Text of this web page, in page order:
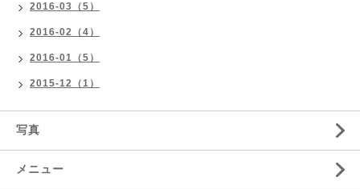
2016-03（5）
2016-02（4）
2016-01（5）
2015-12（1）
写真
メニュー